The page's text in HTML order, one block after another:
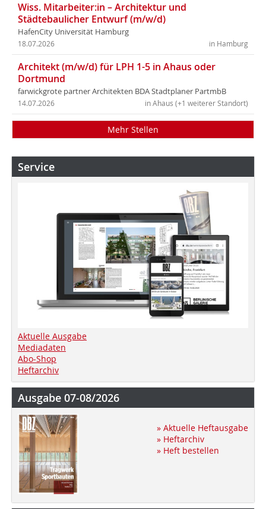
Wiss. Mitarbeiter:in – Architektur und
Städtebaulicher Entwurf (m/w/d)
HafenCity Universität Hamburg
in Hamburg
18.07.2026
Architekt (m/w/d) für LPH 1-5 in Ahaus oder
Dortmund
farwickgrote partner Architekten BDA Stadtplaner PartmbB
in Ahaus (+1 weiterer Standort)
14.07.2026
Mehr Stellen
Service
Aktuelle Ausgabe
Mediadaten
Abo-Shop
Heftarchiv
Ausgabe 07-08/2026
» Aktuelle Heftausgabe
» Heftarchiv
» Heft bestellen